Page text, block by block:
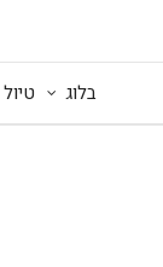
בלוג